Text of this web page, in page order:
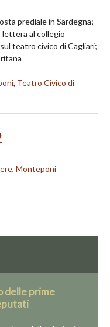
prediale in Sardegna;
al collegio
teatro civico di Cagliari;
, Teatro Civico di
, Monteponi
delle prime